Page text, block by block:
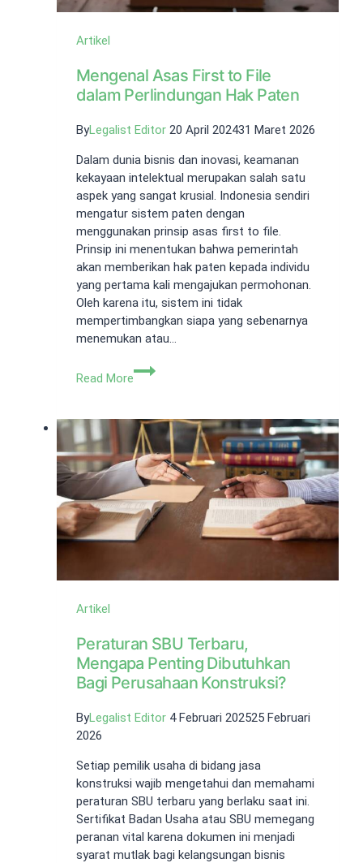
Artikel
Mengenal Asas First to File
dalam Perlindungan Hak Paten
ByLegalist Editor 20 April 202431 Maret 2026
Dalam dunia bisnis dan inovasi, keamanan
kekayaan intelektual merupakan salah satu
aspek yang sangat krusial. Indonesia sendiri
mengatur sistem paten dengan
menggunakan prinsip asas first to file.
Prinsip ini menentukan bahwa pemerintah
akan memberikan hak paten kepada individu
yang pertama kali mengajukan permohonan.
Oleh karena itu, sistem ini tidak
mempertimbangkan siapa yang sebenarnya
menemukan atau…
Read More
Mengenal
to
File
dalam
Perlindungan
Hak
Paten
Artikel
Peraturan SBU Terbaru,
Mengapa Penting Dibutuhkan
Bagi Perusahaan Konstruksi?
ByLegalist Editor 4 Februari 202525 Februari
2026
Setiap pemilik usaha di bidang jasa
konstruksi wajib mengetahui dan memahami
peraturan SBU terbaru yang berlaku saat ini.
Sertifikat Badan Usaha atau SBU memegang
peranan vital karena dokumen ini menjadi
syarat mutlak bagi kelangsungan bisnis